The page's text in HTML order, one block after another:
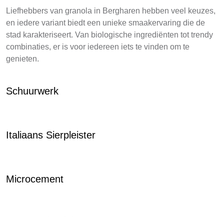
Liefhebbers van granola in Bergharen hebben veel keuzes,
en iedere variant biedt een unieke smaakervaring die de
stad karakteriseert. Van biologische ingrediënten tot trendy
combinaties, er is voor iedereen iets te vinden om te
genieten.
Schuurwerk
Italiaans Sierpleister
Microcement